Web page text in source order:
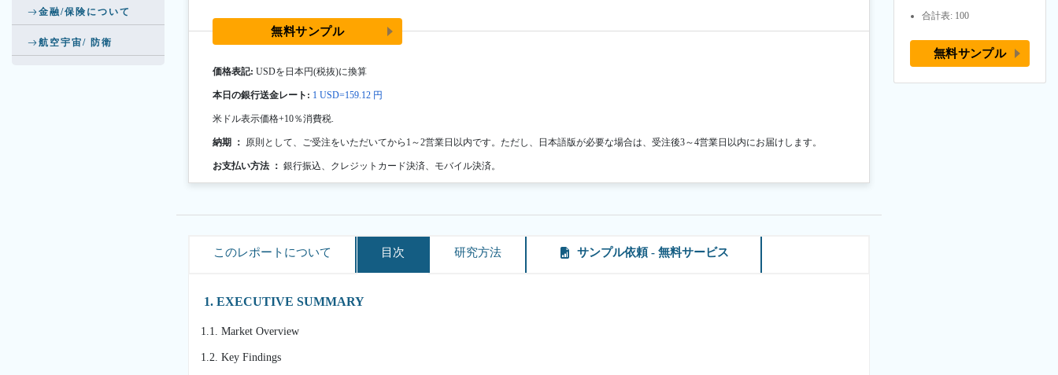
金融/保険について
航空宇宙/ 防衛
無料サンプル
価格表記: USDを日本円(税抜)に換算
本日の銀行送金レート: 1 USD=159.12 円
米ドル表示価格+10％消費税.
納期 ： 原則として、ご受注をいただいてから1～2営業日以内です。ただし、日本語版が必要な場合は、受注後3～4営業日以内にお届けします。
お支払い方法 ： 銀行振込、クレジットカード決済、モバイル決済。
このレポートについて 目次 研究方法 サンプル依頼 - 無料サービス
1. EXECUTIVE SUMMARY
1.1. Market Overview
1.2. Key Findings
合計表: 100
無料サンプル